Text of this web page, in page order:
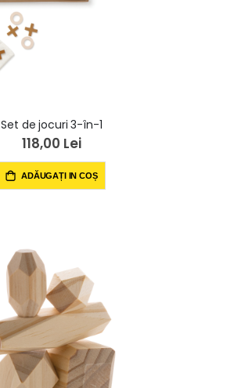
Set de jocuri 3-în-1
118,00 Lei
ADĂUGAȚI IN COȘ